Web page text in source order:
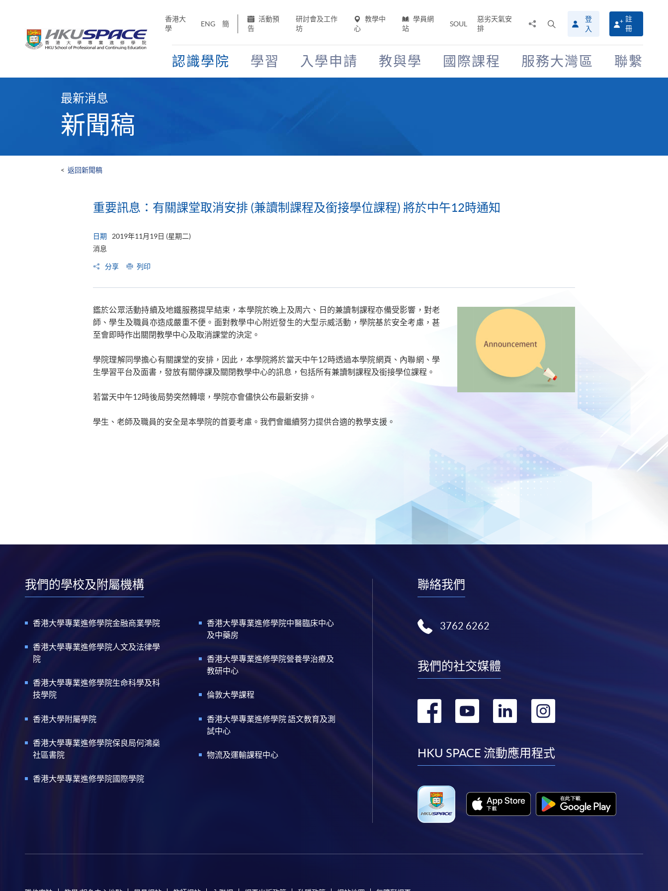
香港大
學
ENG 簡
活動預
告
研討會及工作
坊
教學中
心
學員網
站
SOUL
惡劣天氣安
排
搜
尋
介
面
登
入
註
冊
認識學院 學習 入學申請 教與學 國際課程 服務大灣區 聯繫
最新消息
新聞稿
< 返回新聞稿
重要訊息：有關課堂取消安排 (兼讀制課程及銜接學位課程) 將於中午12時通知
日期
2019年11月19日 (星期二)
消息
分享 列印
鑑於公眾活動持續及地鐵服務提早結束，本學院於晚上及周六、日的兼讀制課程亦備受影響，對老
師、學生及職員亦造成嚴重不便。面對教學中心附近發生的大型示威活動，學院基於安全考慮，甚
至會即時作出關閉教學中心及取消課堂的決定。
學院理解同學擔心有關課堂的安排，因此，本學院將於當天中午12時透過本學院網頁、內聯網、學
生學習平台及面書，發放有關停課及關閉教學中心的訊息，包括所有兼讀制課程及銜接學位課程。
若當天中午12時後局勢突然轉壞，學院亦會儘快公布最新安排。
學生、老師及職員的安全是本學院的首要考慮。我們會繼續努力提供合適的教學支援。
我們的學校及附屬機構
香港大學專業進修學院金融商業學院
香港大學專業進修學院人文及法律學
院
香港大學專業進修學院生命科學及科
技學院
香港大學附屬學院
香港大學專業進修學院保良局何鴻燊
社區書院
香港大學專業進修學院國際學院
香港大學專業進修學院中醫臨床中心
及中藥房
香港大學專業進修學院營養學治療及
教研中心
倫敦大學課程
香港大學專業進修學院 語文教育及測
試中心
物流及運輸課程中心
聯絡我們
3762 6262
我們的社交媒體
轉
facebook
轉
youtube
轉
linkedin
轉
instagram
HKU SPACE 流動應用程式